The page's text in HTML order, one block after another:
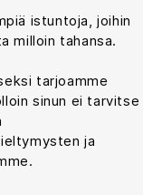
istuntoja, joihin
milloin tahansa.
tarjoamme
sinun ei tarvitse
ja